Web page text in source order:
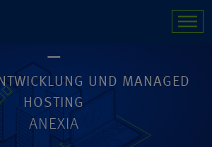
UND MANAGED
HOSTING
ANEXIA